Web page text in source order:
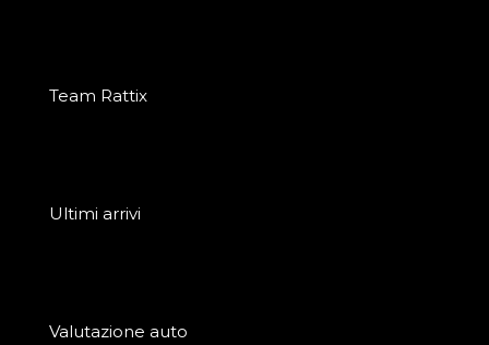
Team Rattix
Ultimi arrivi
Valutazione auto